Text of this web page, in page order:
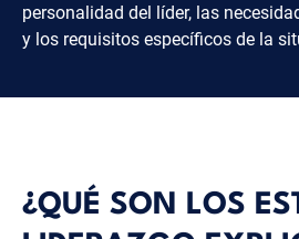
personalidad del líder, las
y los requisitos específicos de la
¿QUÉ SON LOS